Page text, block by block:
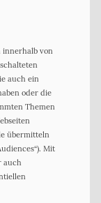
innerhalb von
auch ein
oder die
Themen
übermitteln
Mit
auch